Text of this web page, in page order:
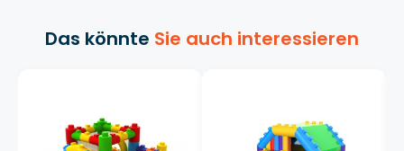
Das könnte Sie auch interessieren